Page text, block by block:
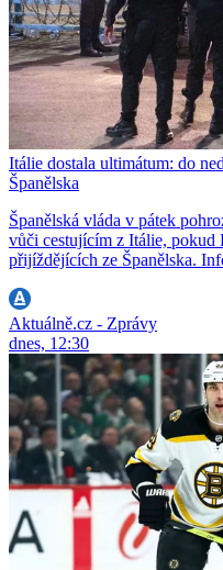
Itálie dostala ultimátum: do
Španělska
Španělská vláda v pátek
vůči cestujícím z Itálie,
přijíždějících ze Španělska.
Aktuálně.cz - Zprávy
dnes, 12:30